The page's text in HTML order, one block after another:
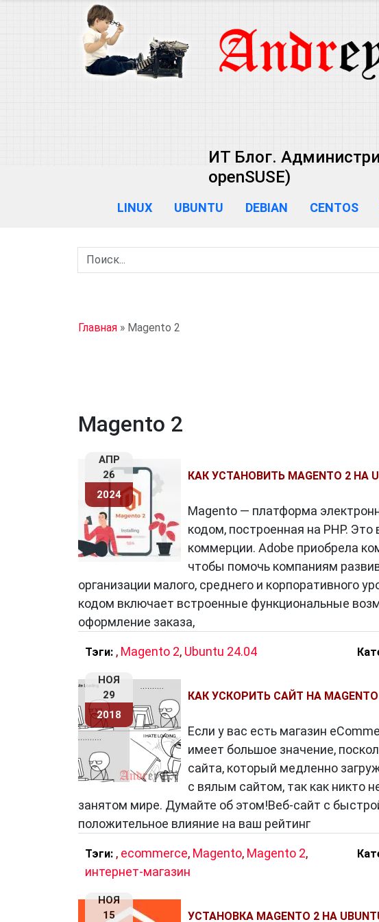
ИТ Блог.
openSUSE)
LINUX UBUNTU DEBIAN CENTOS
Главная » Magento 2
Magento 2
АПР
26
2024
КАК УСТАНОВИТЬ MAGENTO 2 НА
Magento — платформа
кодом, построенная на PHP.
коммерции. Adobe приобрела
чтобы помочь компаниям
организации малого, среднего и корпоративного
кодом включает встроенные функциональные
оформление заказа,
Тэги: , Magento 2, Ubuntu 24.04
НОЯ
29
2018
КАК УСКОРИТЬ САЙТ НА MAGENTO
Если у вас есть магазин
имеет большое значение,
сайта, который медленно
с вялым сайтом, так как никто
занятом мире. Думайте об этом!Веб-сайт с
положительное влияние на ваш рейтинг
Тэги: , ecommerce, Magento, Magento 2,
интернет-магазин
НОЯ
15
УСТАНОВКА MAGENTO 2 НА